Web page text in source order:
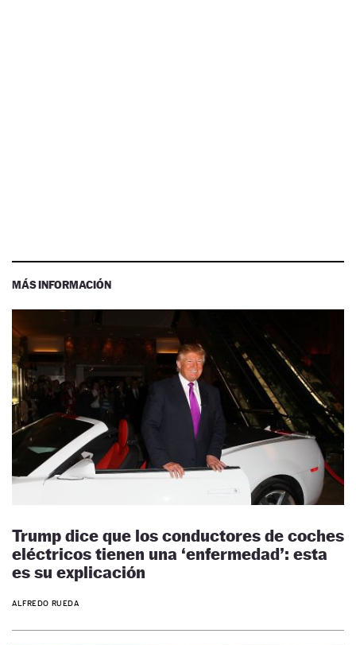
MÁS INFORMACIÓN
Trump dice que los conductores de coches
eléctricos tienen una ‘enfermedad’: esta
es su explicación
ALFREDO RUEDA